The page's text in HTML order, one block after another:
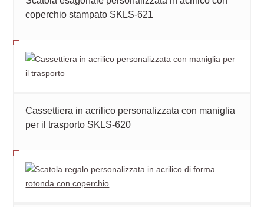
coperchio stampato SKLS-621
Cassettiera in acrilico personalizzata con maniglia
per il trasporto SKLS-620